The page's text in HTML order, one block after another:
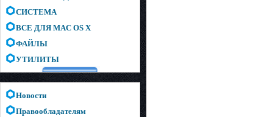
СИСТЕМА
ВСЕ ДЛЯ MAC OS X
ФАЙЛЫ
УТИЛИТЫ
Новости
Правообладателям